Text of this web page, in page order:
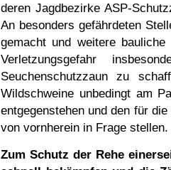
deren Jagdbezirke ASP-
An besonders gefährdeten
gemacht und weitere
Verletzungsgefahr
Seuchenschutzzaun zu
Wildschweine unbedingt am
entgegenstehen und den für
von vornherein in Frage stellen.
Zum Schutz der Rehe